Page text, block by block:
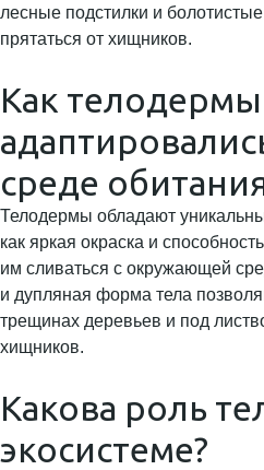
лесные подстилки и
прятаться от хищников.
Как телодермы
среде
Телодермы обладают
как яркая окраска и
им сливаться с окружающей
и дупляная форма тела
трещинах деревьев и под
хищников.
Какова роль
экосистеме?